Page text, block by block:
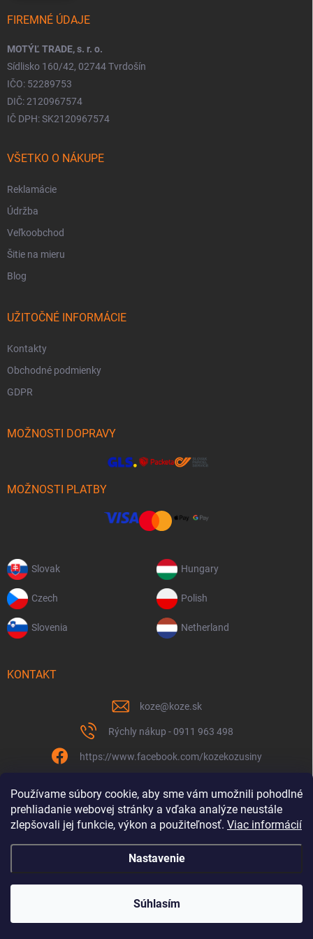
Používame súbory cookie, aby sme vám umožnili pohodlné
prehliadanie webovej stránky a vďaka analýze neustále
zlepšovali jej funkcie, výkon a použiteľnosť. Viac informácií
Nastavenie
Súhlasím
FIREMNÉ ÚDAJE
MOTÝĽ TRADE, s. r. o.
Sídlisko 160/42, 02744 Tvrdošín
IČO: 52289753
DIČ: 2120967574
IČ DPH: SK2120967574
VŠETKO O NÁKUPE
Reklamácie
Údržba
Veľkoobchod
Šitie na mieru
Blog
UŽITOČNÉ INFORMÁCIE
Kontakty
Obchodné podmienky
GDPR
MOŽNOSTI DOPRAVY
MOŽNOSTI PLATBY
Slovak Hungary
Czech Polish
Slovenia Netherland
KONTAKT
koze@koze.sk
Rýchly nákup - 0911 963 498
https://www.facebook.com/kozekozusiny
Spolu to ťaháme už 9 rokov
Koze.sk . Všetky práva vyhradené.